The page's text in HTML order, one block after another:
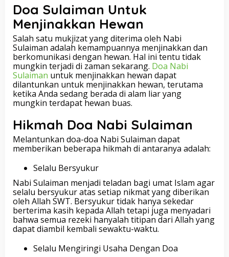
Doa Sulaiman Untuk
Menjinakkan Hewan
Salah satu mukjizat yang diterima oleh Nabi
Sulaiman adalah kemampuannya menjinakkan dan
berkomunikasi dengan hewan. Hal ini tentu tidak
mungkin terjadi di zaman sekarang. Doa Nabi
Sulaiman untuk menjinakkan hewan dapat
dilantunkan untuk menjinakkan hewan, terutama
ketika Anda sedang berada di alam liar yang
mungkin terdapat hewan buas.
Hikmah Doa Nabi Sulaiman
Melantunkan doa-doa Nabi Sulaiman dapat
memberikan beberapa hikmah di antaranya adalah:
Selalu Bersyukur
Nabi Sulaiman menjadi teladan bagi umat Islam agar
selalu bersyukur atas setiap nikmat yang diberikan
oleh Allah SWT. Bersyukur tidak hanya sekedar
berterima kasih kepada Allah tetapi juga menyadari
bahwa semua rezeki hanyalah titipan dari Allah yang
dapat diambil kembali sewaktu-waktu.
Selalu Mengiringi Usaha Dengan Doa